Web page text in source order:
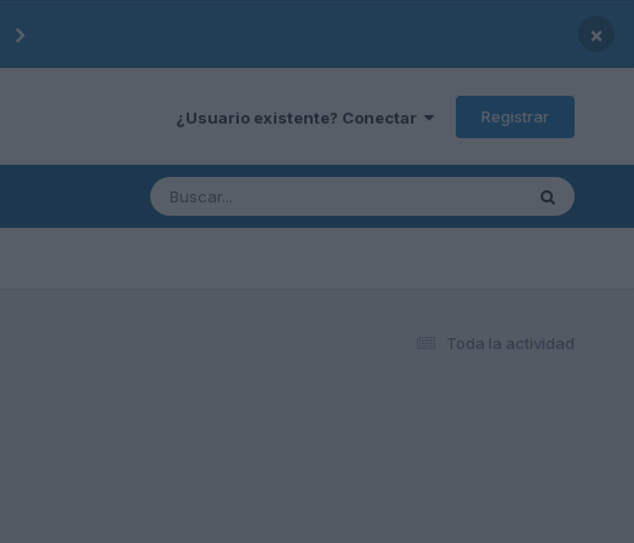
×
¿Usuario existente? Conectar Registrar
Toda la actividad